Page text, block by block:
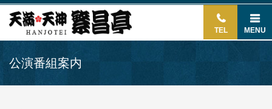
TEL MENU
公演番組案内